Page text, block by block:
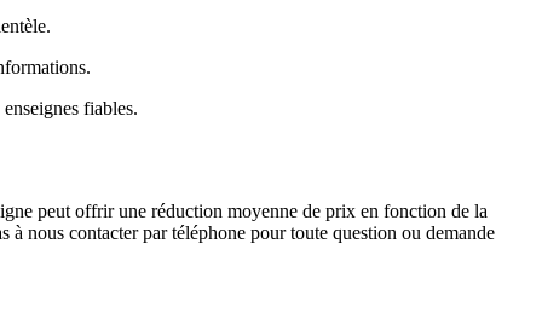
fiables.
peut offrir une réduction moyenne de prix en fonction de la
nous contacter par téléphone pour toute question ou demande